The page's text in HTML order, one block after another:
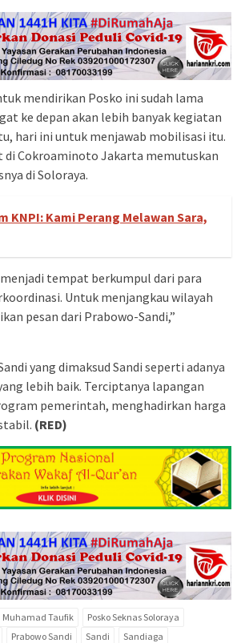
mendirikan Posko ini sudah lama
ke depan akan lebih banyak kegiatan
hari ini untuk menjawab mobilisasi itu.
di Cokroaminoto Jakarta memutuskan
di Soloraya.
KNPI: Kami Perang Melawan Sara,
tempat berkumpul dari para
Untuk menjangkau wilayah
pesan dari Prabowo-Sandi,”
yang dimaksud Sandi seperti adanya
lebih baik. Terciptanya lapangan
pemerintah, menghadirkan harga
(RED)
Muhamad Taufik
Posko Seknas Soloraya
Prabowo Sandi Sandi
Sandiaga